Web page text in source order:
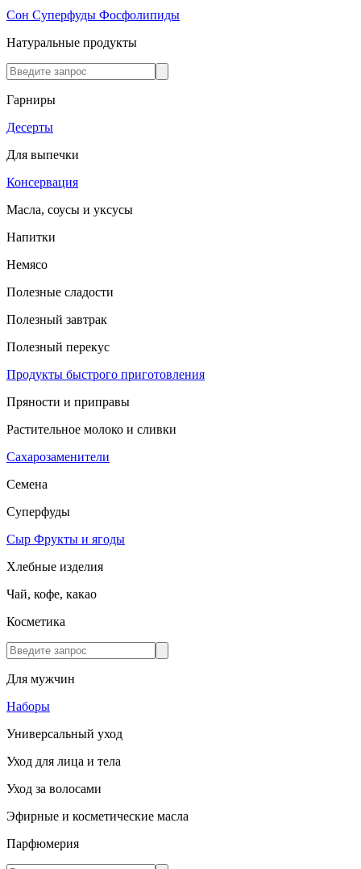
Сон Суперфуды Фосфолипиды
Натуральные продукты
Гарниры
Десерты
Для выпечки
Консервация
Масла, соусы и уксусы
Напитки
Немясо
Полезные сладости
Полезный завтрак
Полезный перекус
Продукты быстрого приготовления
Пряности и приправы
Растительное молоко и сливки
Сахарозаменители
Семена
Суперфуды
Сыр Фрукты и ягоды
Хлебные изделия
Чай, кофе, какао
Косметика
Для мужчин
Наборы
Универсальный уход
Уход для лица и тела
Уход за волосами
Эфирные и косметические масла
Парфюмерия